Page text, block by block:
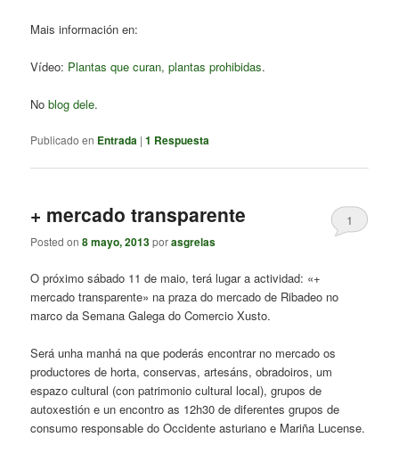
Mais información en:
Vídeo: Plantas que curan, plantas prohibidas.
Noblog dele.
Publicado en Entrada |1 Respuesta
+ mercado transparente
Posted on8 mayo, 2013porasgrelas
1
O próximo sábado 11 de maio, terá lugar a actividad: «+
mercado transparente» na praza do mercado de Ribadeo no
marco da Semana Galega do Comercio Xusto.
Será unha manhá na que poderás encontrar no mercado os
productores de horta, conservas, artesáns, obradoiros, um
espazo cultural (con patrimonio cultural local), grupos de
autoxestión e un encontro as 12h30 de diferentes grupos de
consumo responsable do Occidente asturiano e Mariña Lucense.